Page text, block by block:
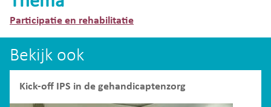
Participatie en rehabilitatie
Bekijk ook
Kick-off IPS in de gehandicaptenzorg